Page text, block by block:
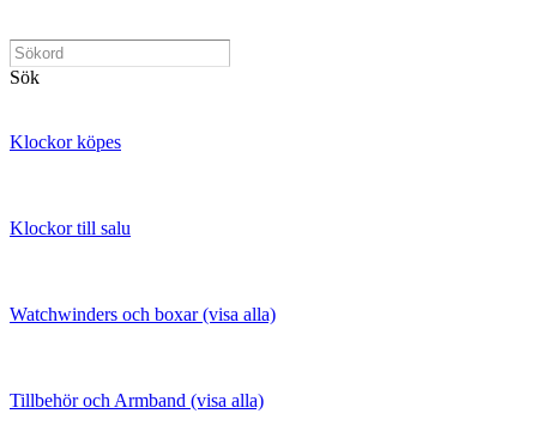
Sök
Klockor köpes
Klockor till salu
Watchwinders och boxar (visa alla)
Tillbehör och Armband (visa alla)